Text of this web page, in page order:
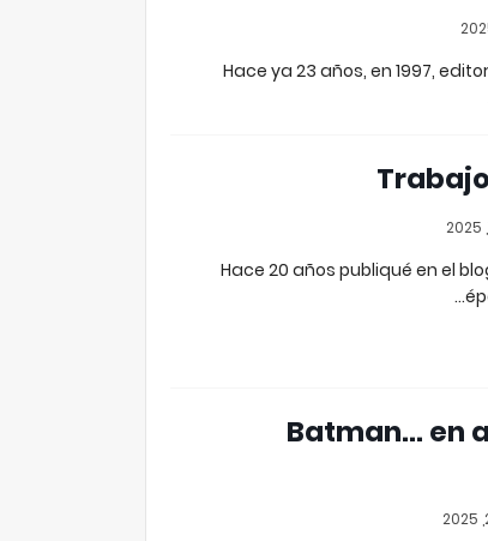
Hace ya 23 años, en 1997,
Hace 20 años publiqué en el
Batman... en